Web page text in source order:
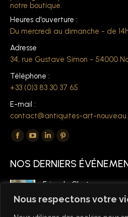
Nous respectons votre
notre boutique.
Heures d'ouverture :
Du mercredi au dimanche - de
Adresse
34, rue Gustave Simon - 54000
Téléphone :
+33 (0)3 83 30 37 65
E-mail :
contact@antiquites-art-
Trouvez nous sur :
La
Facebook
s'ouvre
La
YouTube
s'ouvre
La
LinkedIn
s'ouvre
une
La
Pinterest
s'ouvre
NOS DERNIERS
Foire de Chatou
6 mars 2026